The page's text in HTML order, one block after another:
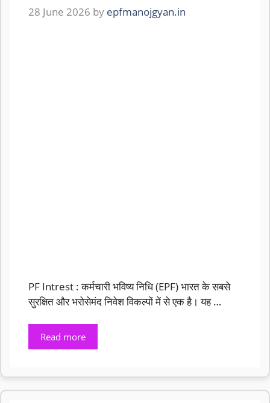
28 June 2026 by epfmanojgyan.in
PF Intrest : कर्मचारी भविष्य निधि (EPF) भारत के सबसे
सुरक्षित और भरोसेमंद निवेश विकल्पों में से एक है। यह …
Read more